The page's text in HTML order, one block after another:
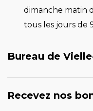
dimanche matin
tous les jours de
Bureau de
Recevez nos